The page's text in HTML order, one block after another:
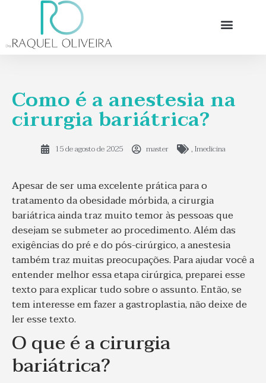
Como é a anestesia na
cirurgia bariátrica?
15 de agosto de 2025 master ,Imedicina
Apesar de ser uma excelente prática para o
tratamento da obesidade mórbida, a cirurgia
bariátrica ainda traz muito temor às pessoas que
desejam se submeter ao procedimento. Além das
exigências do pré e do pós-cirúrgico, a anestesia
também traz muitas preocupações. Para ajudar você a
entender melhor essa etapa cirúrgica, preparei esse
texto para explicar tudo sobre o assunto. Então, se
tem interesse em fazer a gastroplastia, não deixe de
ler esse texto.
O que é a cirurgia
bariátrica?